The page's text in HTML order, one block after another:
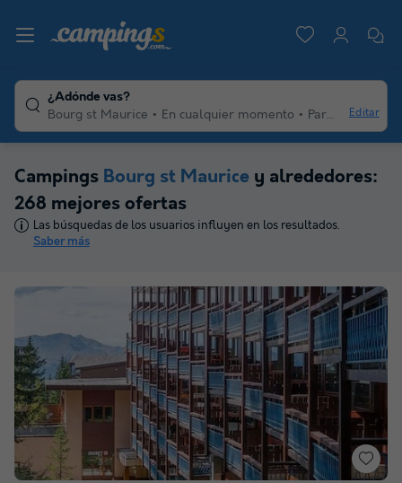
¿Adónde vas?
Bourg st Maurice
En cualquier momento Para varios viajeros Editar
Campings Bourg st Maurice y alrededores:
268 mejores ofertas
Las búsquedas de los usuarios influyen en los resultados.
Saber más